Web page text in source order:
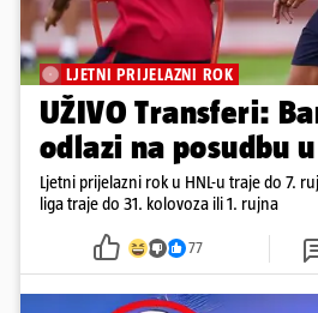
LJETNI PRIJELAZNI ROK
UŽIVO Transferi:
odlazi na posudbu
Ljetni prijelazni rok u HNL-u traje do 7.
liga traje do 31. kolovoza ili 1. rujna
77